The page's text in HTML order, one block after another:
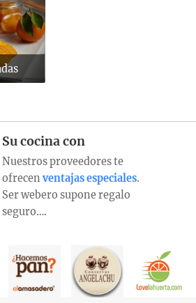
Su cocina con
Nuestros proveedores te
ofrecen ventajas especiales.
Ser webero supone regalo
seguro….